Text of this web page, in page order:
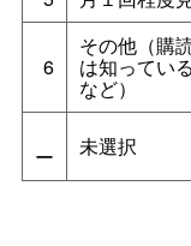
6
その他（購
は知ってい
など）
ー 未選択